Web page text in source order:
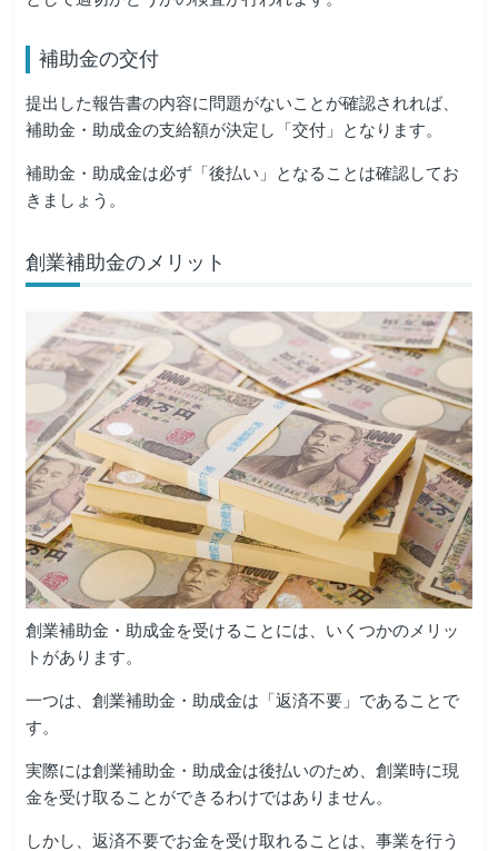
補助金の交付
提出した報告書の内容に問題がないことが確認されれば、
補助金・助成金の支給額が決定し「交付」となります。
補助金・助成金は必ず「後払い」となることは確認してお
きましょう。
創業補助金のメリット
創業補助金・助成金を受けることには、いくつかのメリッ
トがあります。
一つは、創業補助金・助成金は「返済不要」であることで
す。
実際には創業補助金・助成金は後払いのため、創業時に現
金を受け取ることができるわけではありません。
しかし、返済不要でお金を受け取れることは、事業を行う